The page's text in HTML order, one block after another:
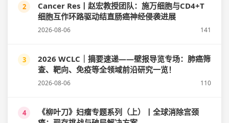
2
Cancer Res丨赵宏教授团队：施万细胞与CD4+T
细胞互作环路驱动结直肠癌神经侵袭进展
2026-08-06 141
3
2026 WCLC｜摘要速递——壁报导览专场：肺癌筛
查、靶向、免疫等全领域前沿研究一览！
2026-08-06 110
4
《柳叶刀》妇瘤专题系列（上）丨全球消除宫颈